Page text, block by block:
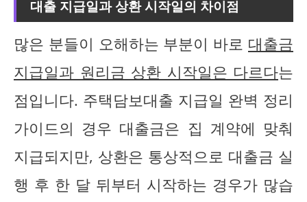
대출 지급일과 상환 시작일의 차이점
많은 분들이 오해하는 부분이 바로 대출금
지급일과 원리금 상환 시작일은 다르다는
점입니다. 주택담보대출 지급일 완벽 정리
가이드의 경우 대출금은 집 계약에 맞춰
지급되지만, 상환은 통상적으로 대출금 실
행 후 한 달 뒤부터 시작하는 경우가 많습